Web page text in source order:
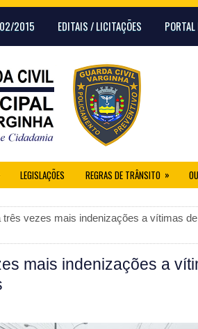
02/2015 EDITAIS / LICITAÇÕES
LEGISLAÇÕES REGRAS DE TRÂNSITO »
três vezes mais indenizações a vítimas
mais indenizações a